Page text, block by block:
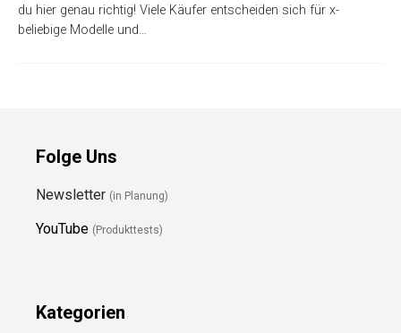
du hier genau richtig! Viele Käufer entscheiden sich für x-
beliebige Modelle und…
Folge Uns
Newsletter (in Planung)
YouTube (Produkttests)
Kategorien